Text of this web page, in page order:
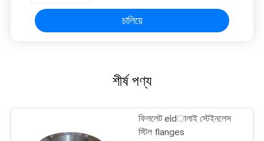
চালিয়ে
শীর্ষ পণ্য
ফিললেট eldালাই স্টেইনলেস
স্টিল flanges